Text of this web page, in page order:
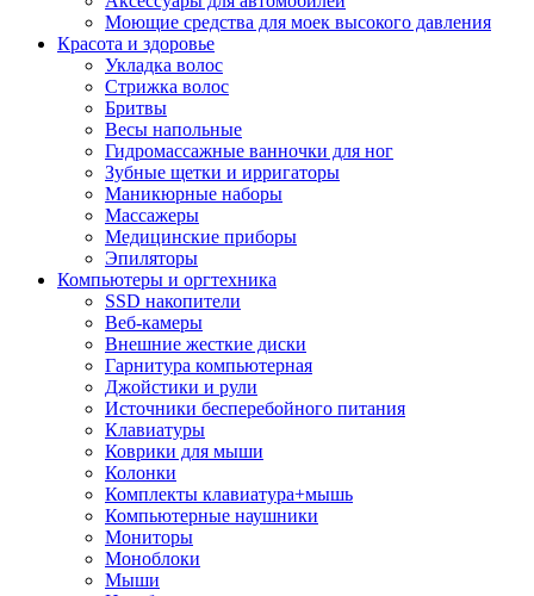
Моющие средства для моек высокого давления
Красота и здоровье
Укладка волос
Стрижка волос
Бритвы
Весы напольные
Гидромассажные ванночки для ног
Зубные щетки и ирригаторы
Маникюрные наборы
Массажеры
Медицинские приборы
Эпиляторы
Компьютеры и оргтехника
SSD накопители
Веб-камеры
Внешние жесткие диски
Гарнитура компьютерная
Джойстики и рули
Источники бесперебойного питания
Клавиатуры
Коврики для мыши
Колонки
Комплекты клавиатура+мышь
Компьютерные наушники
Мониторы
Моноблоки
Мыши